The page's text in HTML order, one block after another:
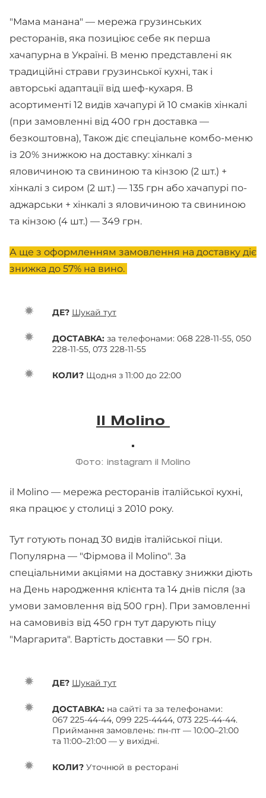
"Мама манана" — мережа грузинських
ресторанів, яка позиціює себе як перша
хачапурна в Україні. В меню представлені як
традиційні страви грузинської кухні, так і
авторські адаптації від шеф-кухаря. В
асортименті 12 видів хачапурі й 10 смаків хінкалі
(при замовленні від 400 грн доставка —
безкоштовна), Також діє спеціальне комбо-меню
із 20% знижкою на доставку: хінкалі з
яловичиною та свининою та кінзою (2 шт.) +
хінкалі з сиром (2 шт.) — 135 грн або хачапурі по-
аджарськи + хінкалі з яловичиною та свининою
та кінзою (4 шт.) — 349 грн.
А ще з оформленням замовлення на доставку діє
знижка до 57% на вино.
ДЕ? Шукай тут
ДОСТАВКА: за телефонами: 068 228-11-55, 050
228-11-55, 073 228-11-55
КОЛИ? Щодня з 11:00 до 22:00
Il Molino
Фото: instagram il Molino
il Molino — мережа ресторанів італійської кухні,
яка працює у столиці з 2010 року.
Тут готують понад 30 видів італійської піци.
Популярна — "Фірмова il Molino". За
спеціальними акціями на доставку знижки діють
на День народження клієнта та 14 днів після (за
умови замовлення від 500 грн). При замовленні
на самовивіз від 450 грн тут дарують піцу
"Маргарита". Вартість доставки — 50 грн.
ДЕ? Шукай тут
ДОСТАВКА: на сайті та за телефонами:
067 225-44-44, 099 225-4444, 073 225-44-44.
Приймання замовлень: пн-пт — 10:00–21:00
та 11:00–21:00 — у вихідні.
КОЛИ? Уточнюй в ресторані